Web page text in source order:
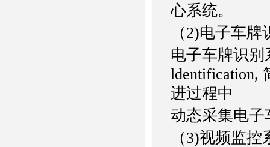
心系统。
（2)电子车
电子车牌识别
ldentification,
进过程中
动态采集电子
（3)视频监控